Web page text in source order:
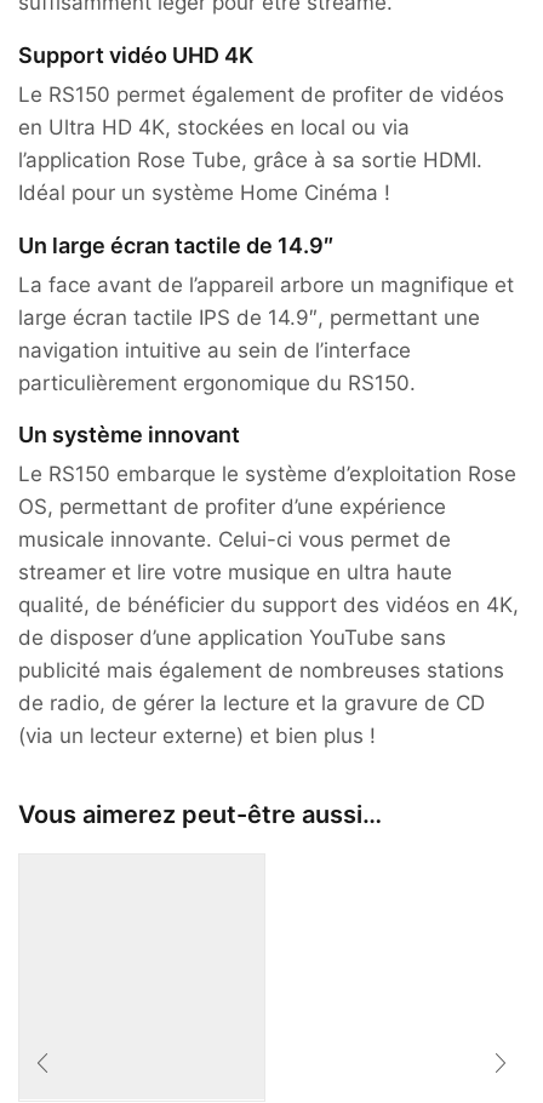
Support vidéo UHD 4K
Le RS150 permet également de profiter de vidéos
en Ultra HD 4K, stockées en local ou via
l’application Rose Tube, grâce à sa sortie HDMI.
Idéal pour un système Home Cinéma !
Un large écran tactile de 14.9″
La face avant de l’appareil arbore un magnifique et
large écran tactile IPS de 14.9″, permettant une
navigation intuitive au sein de l’interface
particulièrement ergonomique du RS150.
Un système innovant
Le RS150 embarque le système d’exploitation Rose
OS, permettant de profiter d’une expérience
musicale innovante. Celui-ci vous permet de
streamer et lire votre musique en ultra haute
qualité, de bénéficier du support des vidéos en 4K,
de disposer d’une application YouTube sans
publicité mais également de nombreuses stations
de radio, de gérer la lecture et la gravure de CD
(via un lecteur externe) et bien plus !
Vous aimerez peut-être aussi…